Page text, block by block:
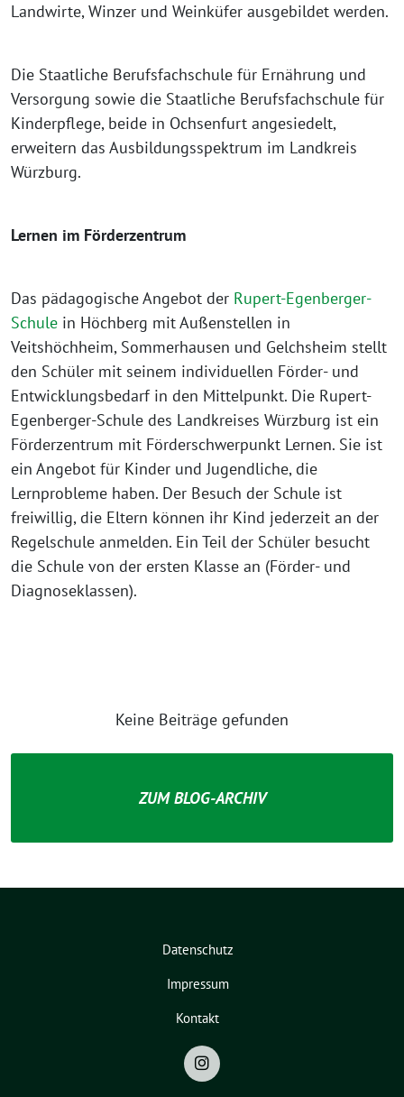
Landwirte, Winzer und Weinküfer ausgebildet werden.
Die Staatliche Berufsfachschule für Ernährung und
Versorgung sowie die Staatliche Berufsfachschule für
Kinderpflege, beide in Ochsenfurt angesiedelt,
erweitern das Ausbildungsspektrum im Landkreis
Würzburg.
Lernen im Förderzentrum
Das pädagogische Angebot der Rupert-Egenberger-
Schule in Höchberg mit Außenstellen in
Veitshöchheim, Sommerhausen und Gelchsheim stellt
den Schüler mit seinem individuellen Förder- und
Entwicklungsbedarf in den Mittelpunkt. Die Rupert­-
Egenberger­-Schule des Landkreises Würzburg ist ein
Förderzentrum mit Förderschwerpunkt Lernen. Sie ist
ein Angebot für Kinder und Jugendliche, die
Lernprobleme haben. Der Besuch der Schule ist
freiwillig, die Eltern können ihr Kind jederzeit an der
Regelschule anmelden. Ein Teil der Schüler besucht
die Schule von der ersten Klasse an (Förder­- und
Diagnoseklassen).
Keine Beiträge gefunden
ZUM BLOG-ARCHIV
Datenschutz
Impressum
Kontakt